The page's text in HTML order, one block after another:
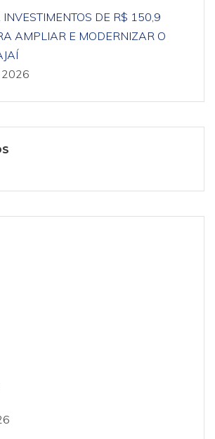
INVESTIMENTOS DE R$ 150,9
AMPLIAR E MODERNIZAR O
2026